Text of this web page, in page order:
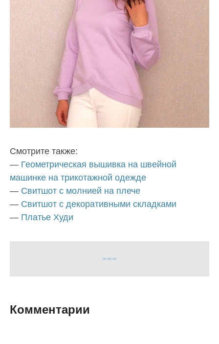
Смотрите также:
— Геометрическая вышивка на швейной
машинке на трикотажной одежде
— Свитшот с молнией на плече
— Свитшот с декоративными складками
— Платье Худи
Комментарии